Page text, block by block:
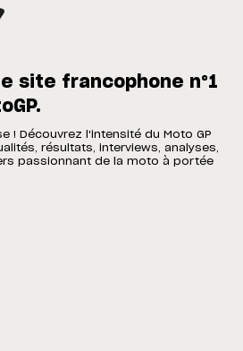
site francophone n°1
! Découvrez l'intensité du Moto GP
résultats, interviews, analyses,
passionnant de la moto à portée